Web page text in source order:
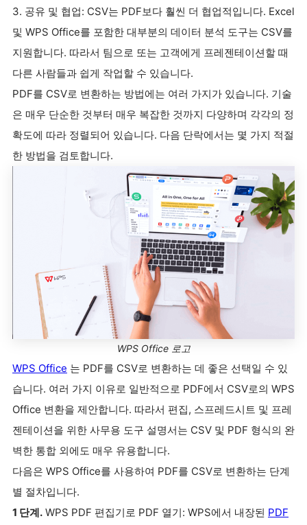
3. 공유 및 협업: CSV는 PDF보다 훨씬 더 협업적입니다. Excel
및 WPS Office를 포함한 대부분의 데이터 분석 도구는 CSV를
지원합니다. 따라서 팀으로 또는 고객에게 프레젠테이션할 때
다른 사람들과 쉽게 작업할 수 있습니다.
PDF를 CSV로 변환하는 방법에는 여러 가지가 있습니다. 기술
은 매우 단순한 것부터 매우 복잡한 것까지 다양하며 각각의 정
확도에 따라 정렬되어 있습니다. 다음 단락에서는 몇 가지 적절
한 방법을 검토합니다.
WPS Office 로고
WPS Office 는 PDF를 CSV로 변환하는 데 좋은 선택일 수 있
습니다. 여러 가지 이유로 일반적으로 PDF에서 CSV로의 WPS
Office 변환을 제안합니다. 따라서 편집, 스프레드시트 및 프레
젠테이션을 위한 사무용 도구 설명서는 CSV 및 PDF 형식의 완
벽한 통합 외에도 매우 유용합니다.
다음은 WPS Office를 사용하여 PDF를 CSV로 변환하는 단계
별 절차입니다.
1 단계. WPS PDF 편집기로 PDF 열기: WPS에서 내장된 PDF